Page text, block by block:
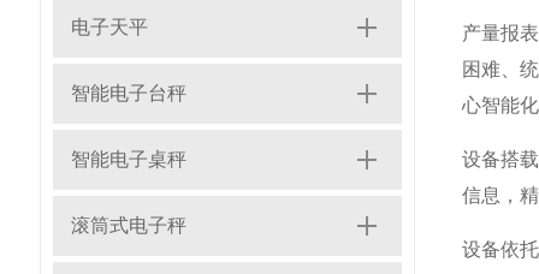
电子天平
智能电子台秤
智能电子桌秤
滚筒式电子秤
产量报
困难、
心智能
设备搭
信息，
设备依